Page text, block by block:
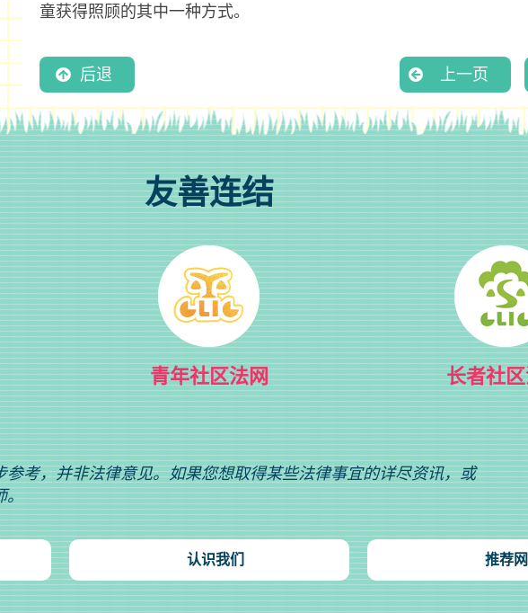
童获得照顾的其中一种方式。
后退 上一页
友善连结
青年社区法网 长者社
考，并非法律意见。如果您想取得某些法律事宜的详尽资讯，或
。
认识我们 推荐